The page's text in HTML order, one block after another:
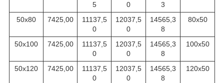
5
0
3
50х80 7425,00
11137,5
0
12037,5
0
14565,3
8
80х50
50х100 7425,00
11137,5
0
12037,5
0
14565,3
8
100х50
50х120 7425,00
11137,5
0
12037,5
0
14565,3
8
120х50